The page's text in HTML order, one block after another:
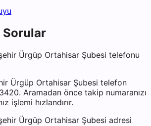
Sorular
Ürgüp Ortahisar Şubesi telefonu
Ürgüp Ortahisar Şubesi telefon
Aramadan önce takip numaranızı
işlemi hızlandırır.
Ürgüp Ortahisar Şubesi adresi